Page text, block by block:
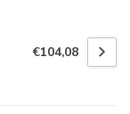
€104,08